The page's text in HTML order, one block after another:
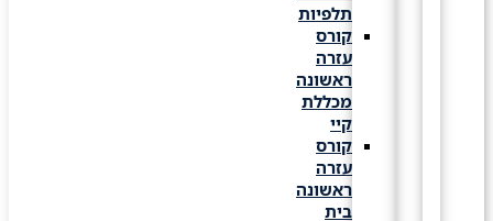
תלפיות
קורס
עזרה
ראשונה
מכללת
קורס
עזרה
ראשונה